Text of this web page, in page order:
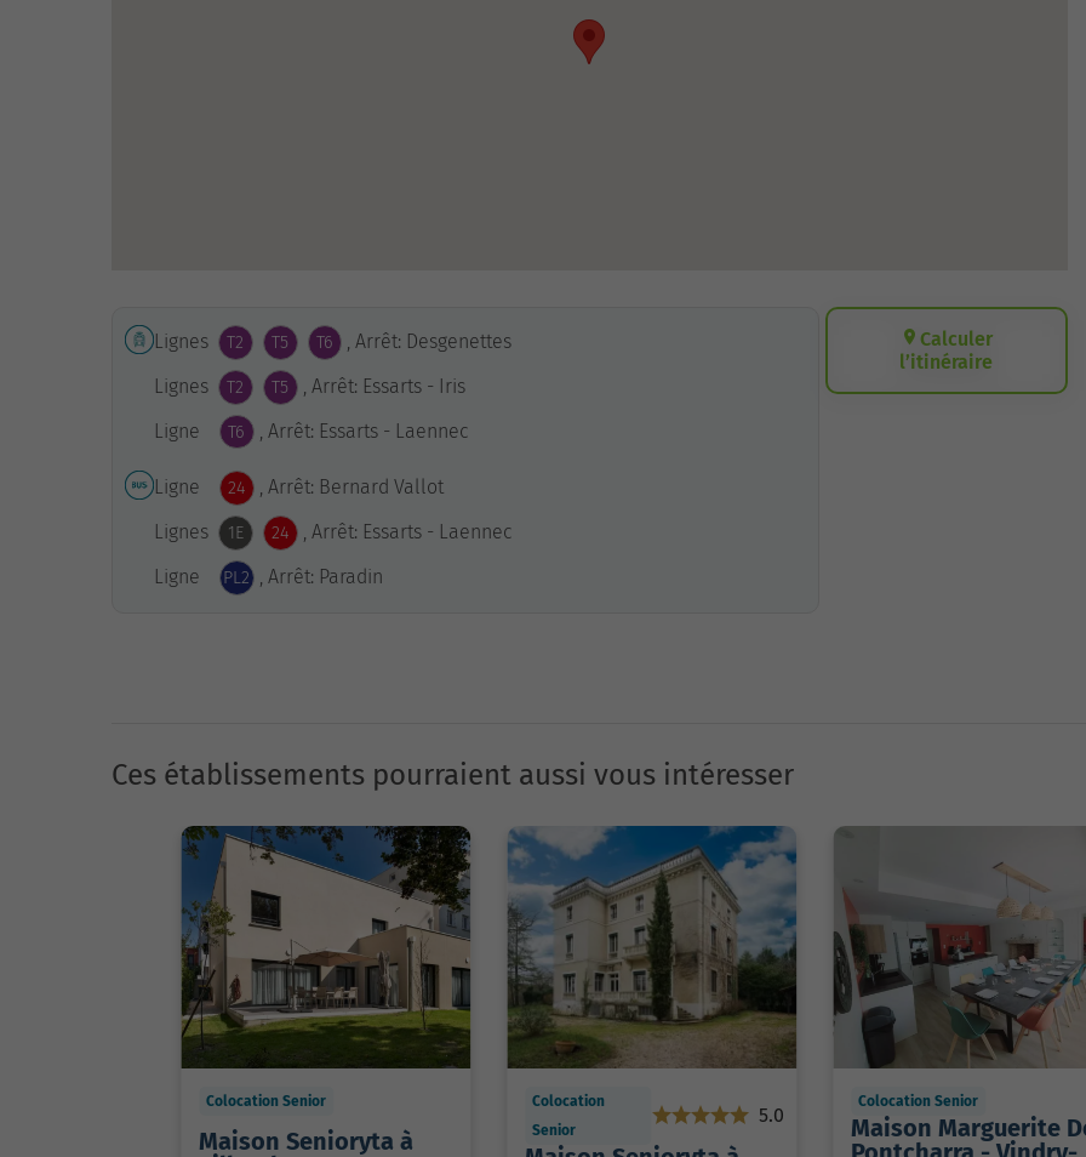
Lignes T2 T5 T6
, Arrêt: Desgenettes
Lignes
T2 T5
, Arrêt: Essarts - Iris
Ligne
T6 , Arrêt: Essarts - Laennec
Ligne 24
, Arrêt: Bernard Vallot
Lignes
1E 24
, Arrêt: Essarts - Laennec
Ligne
PL2 , Arrêt: Paradin
Calculer
l’itinéraire
Ces établissements pourraient aussi vous intéresser
Colocation Senior
Maison Senioryta à
Colocation
Senior
5.0
Colocation Senior
Maison Marguerite